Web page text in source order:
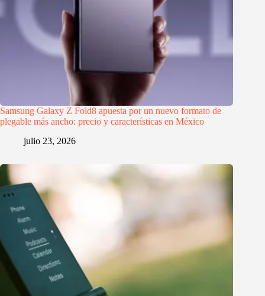
Samsung Galaxy Z Fold8 apuesta por un nuevo formato de
plegable más ancho: precio y características en México
julio 23, 2026